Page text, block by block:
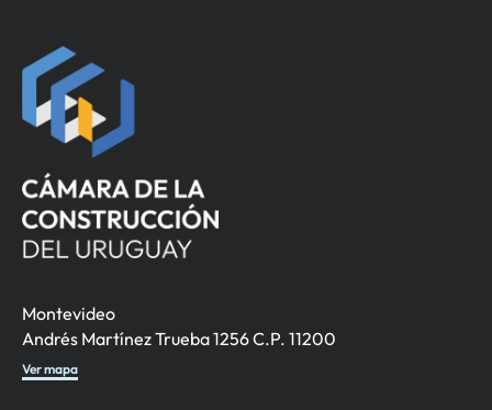
Montevideo
Andrés Martínez Trueba 1256 C.P. 11200
Ver mapa